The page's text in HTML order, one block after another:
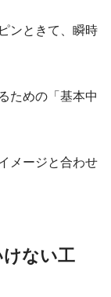
ンときて、瞬時
ための「基本中
メージと合わせ
ない工